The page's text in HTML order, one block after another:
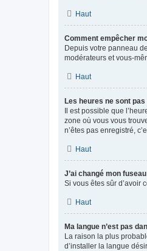
Haut
Comment empêcher
Depuis votre panneau
modérateurs et vous-
Haut
Les heures ne sont
Il est possible que
zone où vous vous
n’êtes pas enregistré,
Haut
J’ai changé mon
Si vous êtes sûr d’avoir
Haut
Ma langue n’est pas
La raison la plus
d’installer la langue